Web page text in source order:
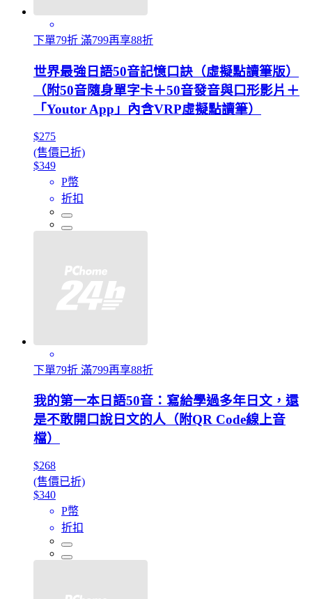
下單79折 滿799再享88折
世界最強日語50音記憶口訣（虛擬點讀筆版）
（附50音隨身單字卡＋50音發音與口形影片＋
「Youtor App」內含VRP虛擬點讀筆）
$275
(售價已折)
$349
P幣
折扣
下單79折 滿799再享88折
我的第一本日語50音：寫給學過多年日文，還
是不敢開口說日文的人（附QR Code線上音
檔）
$268
(售價已折)
$340
P幣
折扣